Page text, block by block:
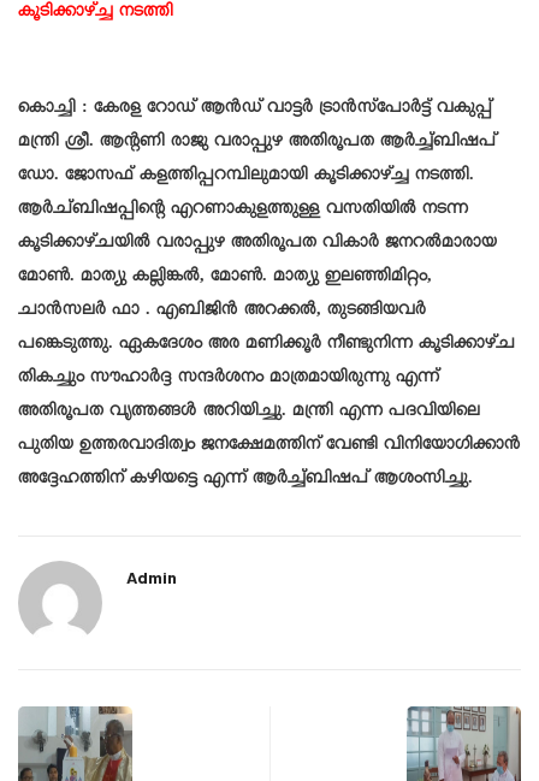
കൂടിക്കാഴ്ച്ച നടത്തി
കൊച്ചി : കേരള റോഡ് ആൻഡ് വാട്ടർ ട്രാൻസ്‌പോർട്ട് വകുപ്പ്
മന്ത്രി ശ്രീ. ആൻ്റണി രാജു വരാപ്പുഴ അതിരൂപത ആർച്ച്ബിഷപ്
ഡോ. ജോസഫ് കളത്തിപ്പറമ്പിലുമായി കൂടിക്കാഴ്ച്ച നടത്തി.
ആർച്ബിഷപ്പിന്റെ എറണാകുളത്തുള്ള വസതിയിൽ നടന്ന
കൂടിക്കാഴ്ചയിൽ വരാപ്പുഴ അതിരൂപത വികാർ ജനറൽമാരായ
മോൺ. മാത്യു കല്ലിങ്കൽ, മോൺ. മാത്യു ഇലഞ്ഞിമിറ്റം,
ചാൻസലർ ഫാ . എബിജിൻ അറക്കൽ, തുടങ്ങിയവർ
പങ്കെടുത്തു. ഏകദേശം അര മണിക്കൂർ നീണ്ടുനിന്ന കൂടിക്കാഴ്ച
തികച്ചും സൗഹാർദ്ദ സന്ദർശനം മാത്രമായിരുന്നു എന്ന്
അതിരൂപത വൃത്തങ്ങൾ അറിയിച്ചു. മന്ത്രി എന്ന പദവിയിലെ
പുതിയ ഉത്തരവാദിത്വം ജനക്ഷേമത്തിന് വേണ്ടി വിനിയോഗിക്കാൻ
അദ്ദേഹത്തിന് കഴിയട്ടെ എന്ന് ആർച്ച്ബിഷപ് ആശംസിച്ചു.
Admin